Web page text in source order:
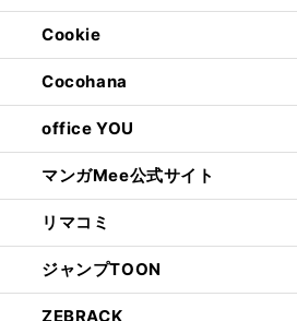
Cookie
Cocohana
office YOU
マンガMee公式サイト
リマコミ
ジャンプTOON
ZEBRACK